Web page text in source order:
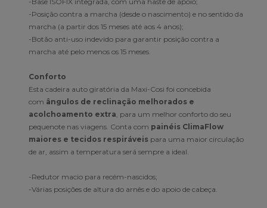
-Posição contra a marcha (desde o nascimento) e no sentido da
marcha (a partir dos 15 meses até aos 4 anos);
-Botão anti-uso indevido para garantir posição contra a
marcha até pelo menos os 15 meses.
Conforto
Esta cadeira auto giratória da Maxi-Cosi foi concebida
com ângulos de reclinação melhorados e
acolchoamento extra, para um melhor conforto do seu
pequenote nas viagens. Conta com painéis ClimaFlow
maiores e tecidos respiráveis para uma maior circulação
de ar, assim a temperatura será sempre a ideal.
-Redutor macio para recém-nascidos;
-Várias posições de altura do arnês e do apoio de cabeça.